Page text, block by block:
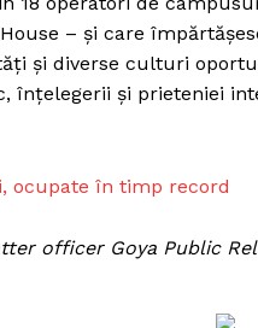
– şi care
şi diverse culturi
şi prieteniei
ocupate în timp record
officer Goya Public